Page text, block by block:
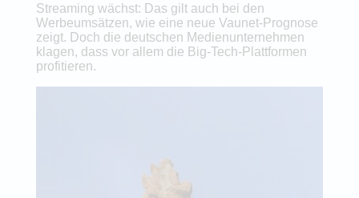
Streaming wächst: Das gilt auch bei den
Werbeumsätzen, wie eine neue Vaunet-Prognose
zeigt. Doch die deutschen Medienunternehmen
klagen, dass vor allem die Big-Tech-Plattformen
profitieren.